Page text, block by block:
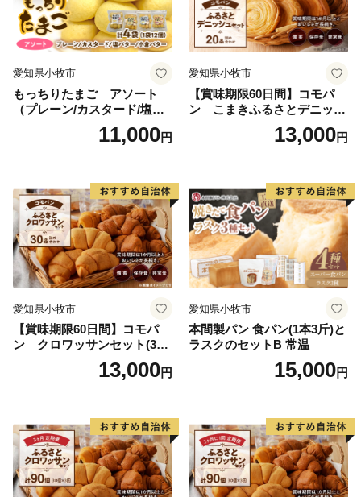
We have taken on the challenge of “building a community
for mutual support in raising children”. and we are
sector.
The "En Musubi Project" that has been carried out in the
Transport and Tourism Award It has attracted the attention
愛知県小牧市
もっちりたまご アソート
（プレーン/カスタード/塩バ
ター/小倉バター）11,000円
愛知県小牧市
【賞味期限60日間】コモパ
ン こまきふるさとデニッシ
ュセット（20個入り）／災害
用備蓄 保存食 非常食 防災グ
13,000円
愛知県小牧市
【賞味期限60日間】コモパ
ン クロワッサンセット(30
個入り)／災害用備蓄 保存食
非常食 防災グッズにも
13,000円
愛知県小牧市
本間製パン 食パン(1本3斤)と
ラスクのセットB 常温
15,000円